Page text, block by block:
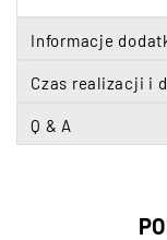
Informacje
Czas realizacji i
Q & A